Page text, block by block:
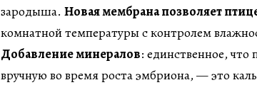
зародыша. Новая мембрана позволяет
комнатной температуры с контролем
Добавление минералов: единственное,
вручную во время роста эмбриона, — это